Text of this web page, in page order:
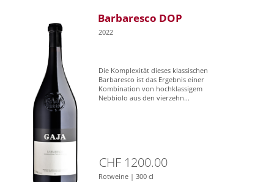
Barbaresco DOP
2022
Die Komplexität dieses klassischen
Barbaresco ist das Ergebnis einer
Kombination von hochklassigem
Nebbiolo aus den vierzehn...
CHF 1200.00
Rotweine | 300 cl